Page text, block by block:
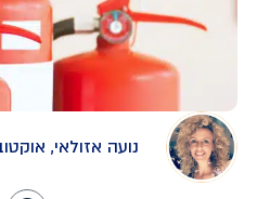
נועה אזולאי, אוקטובר 24,